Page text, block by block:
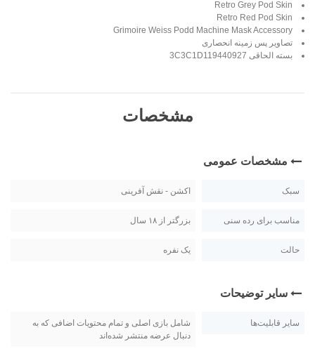
Retro Grey Pod Skin
Retro Red Pod Skin
Grimoire Weiss Podd Machine Mask Accessory
تصاویر پس زمینه انحصاری
بسته الحاقی 3C3C1D119440927
مشخصات
مشخصات عمومی
سبک اکشن - نقش آفرینی
مناسب برای رده سنی بزرگتر از ۱۸ سال
حالت یک نفره
سایر توضیحات
سایر قابلیت‌ها
شامل بازی اصلی و تمام محتویات اضافی که به
دنبال عرضه منتشر شده‌اند